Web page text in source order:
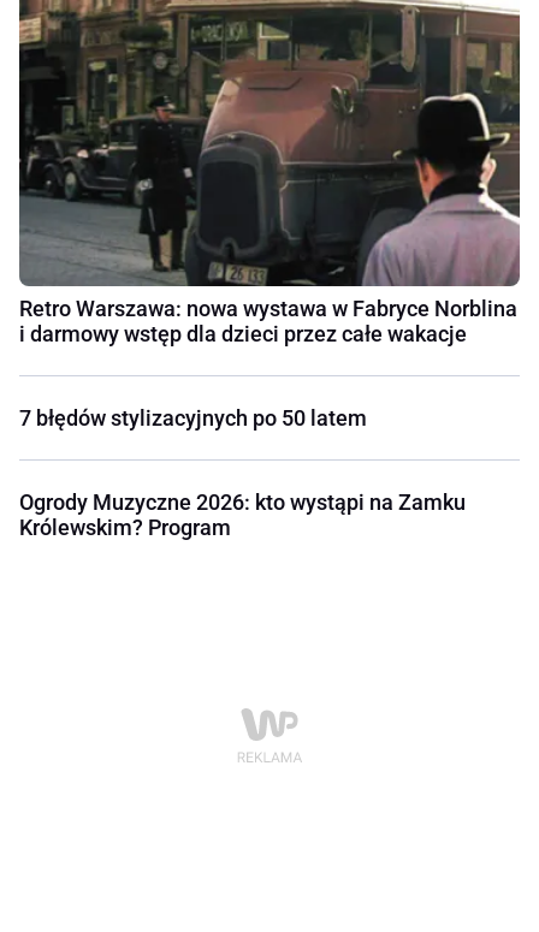
Retro Warszawa: nowa wystawa w Fabryce Norblina
i darmowy wstęp dla dzieci przez całe wakacje
7 błędów stylizacyjnych po 50 latem
Ogrody Muzyczne 2026: kto wystąpi na Zamku
Królewskim? Program